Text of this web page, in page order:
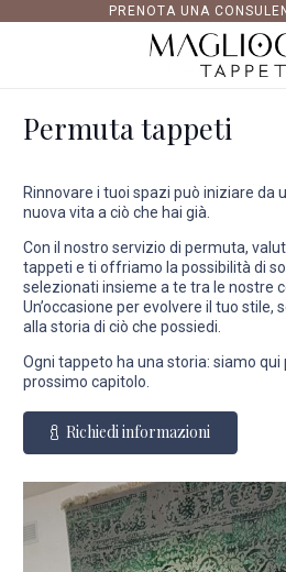
PRENOTA UNA
Permuta tappeti
Rinnovare i tuoi spazi può iniziare da
nuova vita a ciò che hai già.
Con il nostro servizio di permuta,
tappeti e ti offriamo la possibilità di
selezionati insieme a te tra le nostre
Un’occasione per evolvere il tuo stile,
alla storia di ciò che possiedi.
Ogni tappeto ha una storia: siamo qui
prossimo capitolo.
Richiedi informazioni